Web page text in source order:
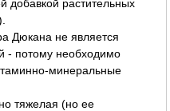
добавкой растительных
Дюкана не является
- потому необходимо
минеральные
тяжелая (но ее